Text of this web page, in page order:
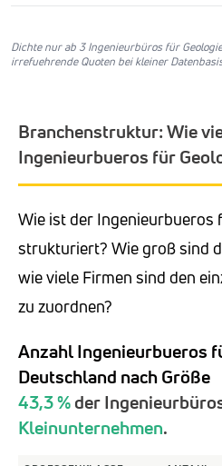
Dichte nur ab 3 Ingenieurbüros für
irrefuehrende Quoten bei kleiner
Branchenstruktur: Wie
Ingenieurbueros für
Wie ist der Ingenieurbueros
strukturiert? Wie groß sind
wie viele Firmen sind den
zu zuordnen?
Anzahl Ingenieurbueros
Deutschland nach Größe
43,3 %der
Kleinunternehmen.